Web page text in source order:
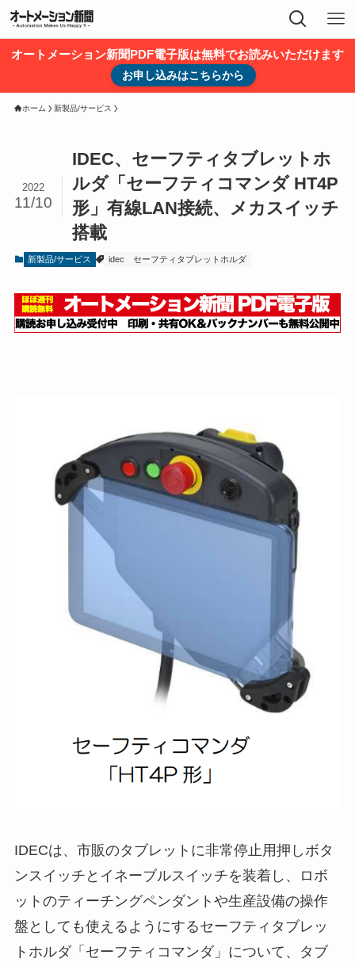
オートメーション新聞PDF電子版は無料でお読みいただけます
お申し込みはこちらから
ホーム 新製品/サービス
IDEC、セーフティタブレットホ
ルダ「セーフティコマンダ HT4P
形」有線LAN接続、メカスイッチ
搭載
2022
11/10
新製品/サービス idec セーフティタブレットホルダ
IDECは、市販のタブレットに非常停止用押しボタ
ンスイッチとイネーブルスイッチを装着し、ロボ
ットのティーチングペンダントや生産設備の操作
盤としても使えるようにするセーフティタブレッ
トホルダ「セーフティコマンダ」について、タブ